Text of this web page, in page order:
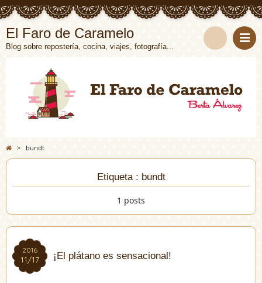
El Faro de Caramelo
Blog sobre repostería, cocina, viajes, fotografía...
> bundt
Etiqueta : bundt
1 posts
2016
11/17
2016
11/17 ¡El plátano es sensacional!